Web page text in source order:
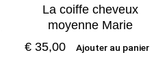
La coiffe cheveux
moyenne Marie
€ 35,00 Ajouter au panier